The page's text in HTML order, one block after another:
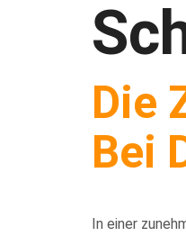
Die
Bei
In einer